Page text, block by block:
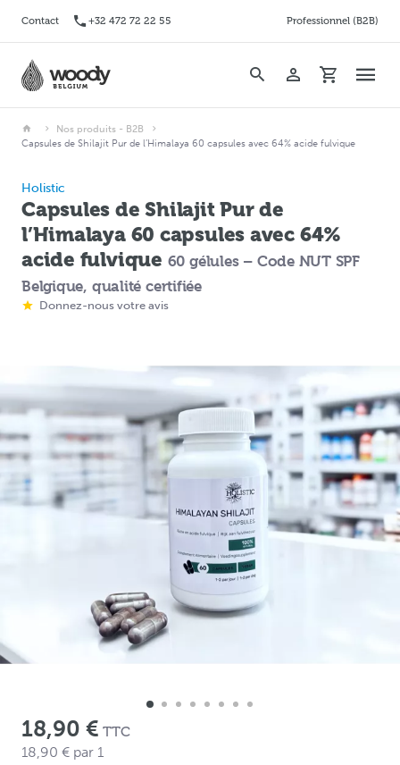
Contact +32 472 72 22 55 Professionnel (B2B)
Nos produits - B2B
Capsules de Shilajit Pur de l’Himalaya 60 capsules avec 64% acide fulvique
Holistic
Capsules de Shilajit Pur de
l’Himalaya 60 capsules avec 64%
acide fulvique 60 gélules – Code NUT SPF
Belgique, qualité certifiée
Donnez-nous votre avis
18,90 € TTC
18,90 € par 1